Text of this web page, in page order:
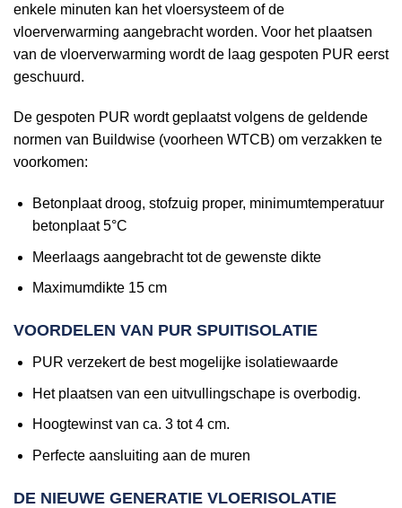
enkele minuten kan het vloersysteem of de
vloerverwarming aangebracht worden. Voor het plaatsen
van de vloerverwarming wordt de laag gespoten PUR eerst
geschuurd.
De gespoten PUR wordt geplaatst volgens de geldende
normen van Buildwise (voorheen WTCB) om verzakken te
voorkomen:
Betonplaat droog, stofzuig proper, minimumtemperatuur
betonplaat 5°C
Meerlaags aangebracht tot de gewenste dikte
Maximumdikte 15 cm
VOORDELEN VAN PUR SPUITISOLATIE
PUR verzekert de best mogelijke isolatiewaarde
Het plaatsen van een uitvullingschape is overbodig.
Hoogtewinst van ca. 3 tot 4 cm.
Perfecte aansluiting aan de muren
DE NIEUWE GENERATIE VLOERISOLATIE